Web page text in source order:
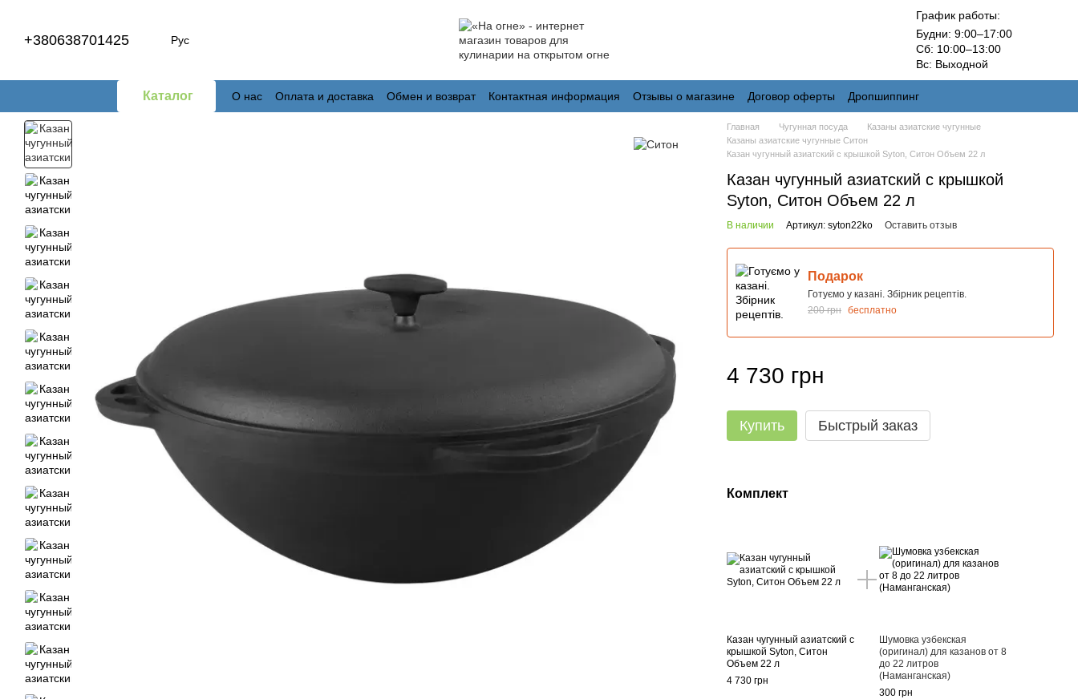
+380638701425 Рус
График работы:
Будни: 9:00–17:00
Сб: 10:00–13:00
Вс: Выходной
Каталог О нас Оплата и доставка Обмен и возврат Контактная информация Отзывы о магазине Договор оферты Дропшиппинг
Главная Чугунная посуда
Казаны азиатские чугунные
Казаны азиатские чугунные Ситон
Казан чугунный азиатский с крышкой Syton, Ситон Объем 22 л
Казан чугунный азиатский с крышкой
Syton, Ситон Объем 22 л
В наличии Артикул: syton22ko Оставить отзыв
Подарок
Готуємо у казані. Збірник рецептів.
200 грн бесплатно
4 730 грн
Купить Быстрый заказ
Комплект
Казан чугунный азиатский с
крышкой Syton, Ситон
Объем 22 л
4 730 грн
Шумовка узбекская
(оригинал) для казанов от 8
до 22 литров
(Наманганская)
300 грн